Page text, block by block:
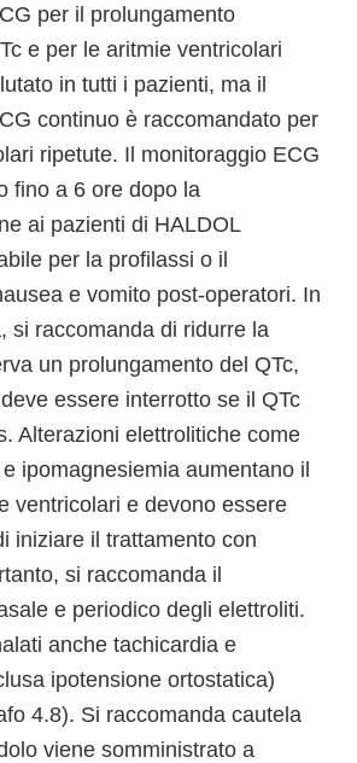
per il prolungamento
e per le aritmie ventricolari
in tutti i pazienti, ma il
continuo è raccomandato per
ripetute. Il monitoraggio ECG
fino a 6 ore dopo la
ai pazienti di HALDOL
per la profilassi o il
e vomito post-operatori. In
si raccomanda di ridurre la
un prolungamento del QTc,
essere interrotto se il QTc
Alterazioni elettrolitiche come
ipomagnesiemia aumentano il
ventricolari e devono essere
iniziare il trattamento con
si raccomanda il
e periodico degli elettroliti.
anche tachicardia e
ipotensione ortostatica)
4.8). Si raccomanda cautela
viene somministrato a